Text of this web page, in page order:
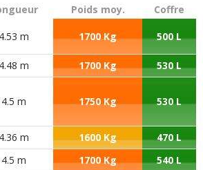
Poids moy.
Coffre
4.53 m 1700 Kg 500 L
4.48 m 1700 Kg
530 L
4.5 m 1750 Kg 530 L
4.36 m 1600 Kg
470 L
4.5 m 1700 Kg
540 L